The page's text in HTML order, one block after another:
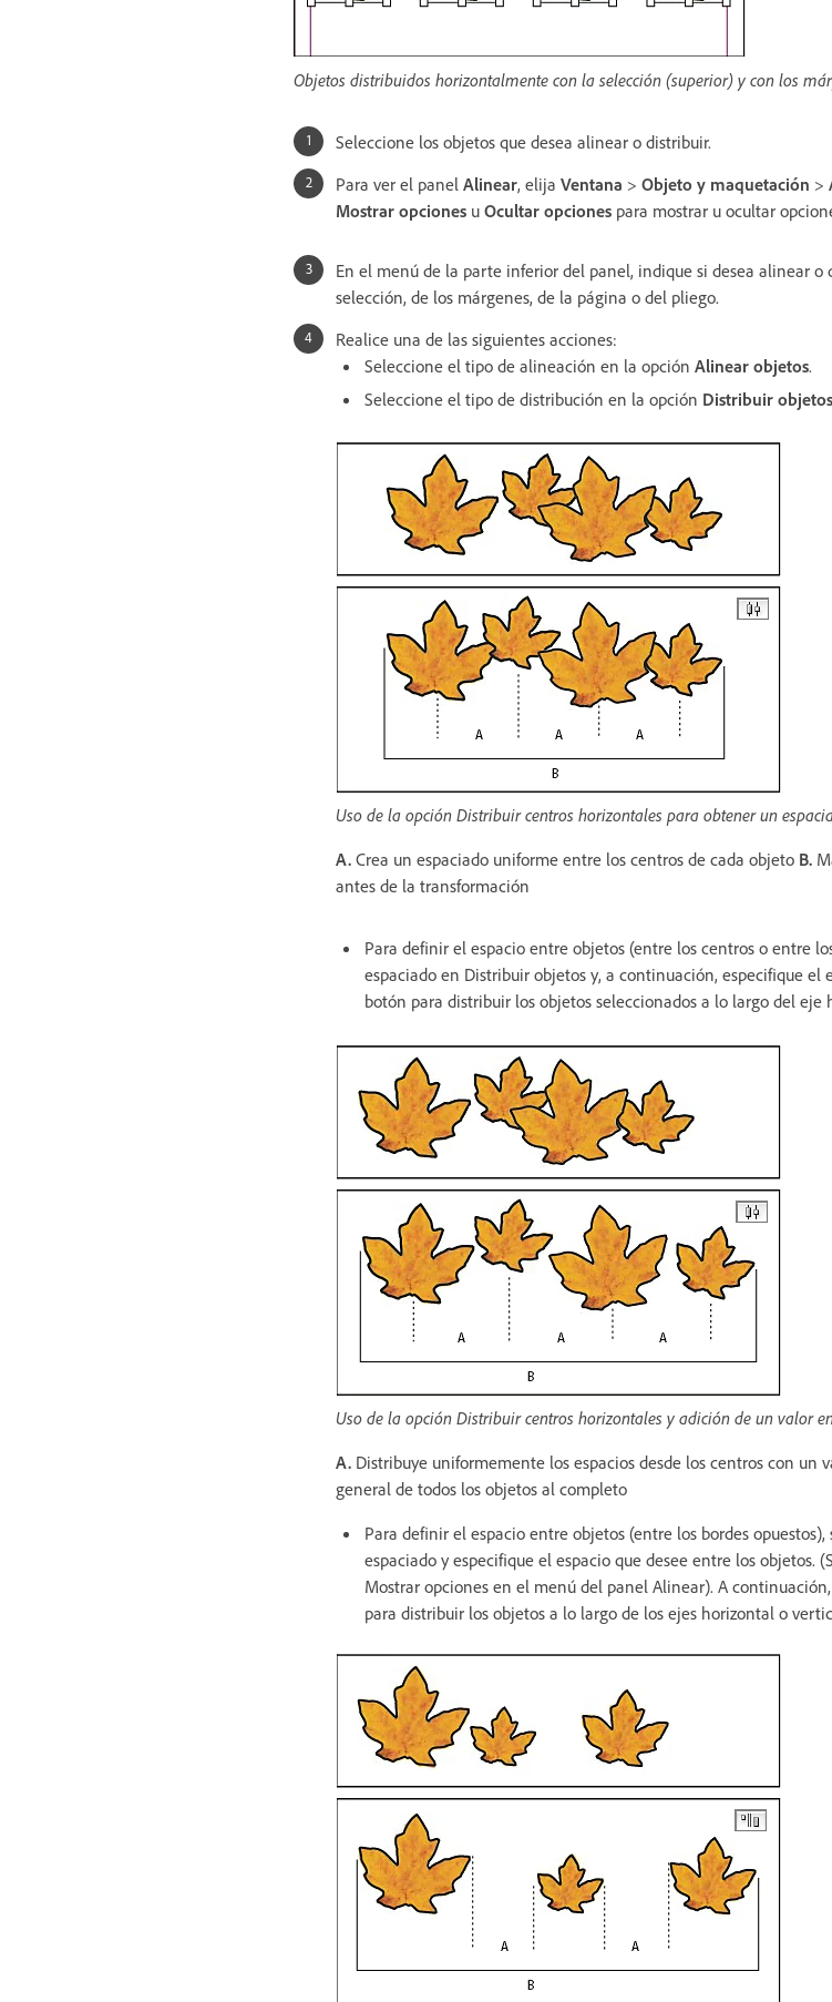
Objetos distribuidos horizontalmente con la selección (superior) y con los
Seleccione los objetos que desea alinear o distribuir.
Para ver el panel Alinear, elija Ventana > Objeto y maquetación >
Mostrar opciones u Ocultar opciones para mostrar u ocultar
En el menú de la parte inferior del panel, indique si desea alinear
selección, de los márgenes, de la página o del pliego.
Realice una de las siguientes acciones:
Seleccione el tipo de alineación en la opción Alinear objetos.
Seleccione el tipo de distribución en la opción Distribuir objetos
Uso de la opción Distribuir centros horizontales para obtener un
A. Crea un espaciado uniforme entre los centros de cada objeto B.
antes de la transformación
Para definir el espacio entre objetos (entre los centros o entre
espaciado en Distribuir objetos y, a continuación, especifique el
botón para distribuir los objetos seleccionados a lo largo del eje
Uso de la opción Distribuir centros horizontales y adición de un valor
A. Distribuye uniformemente los espacios desde los centros con un
general de todos los objetos al completo
Para definir el espacio entre objetos (entre los bordes
espaciado y especifique el espacio que desee entre los objetos.
Mostrar opciones en el menú del panel Alinear). A
para distribuir los objetos a lo largo de los ejes horizontal o